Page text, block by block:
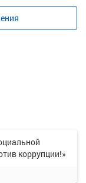
коррупции!»